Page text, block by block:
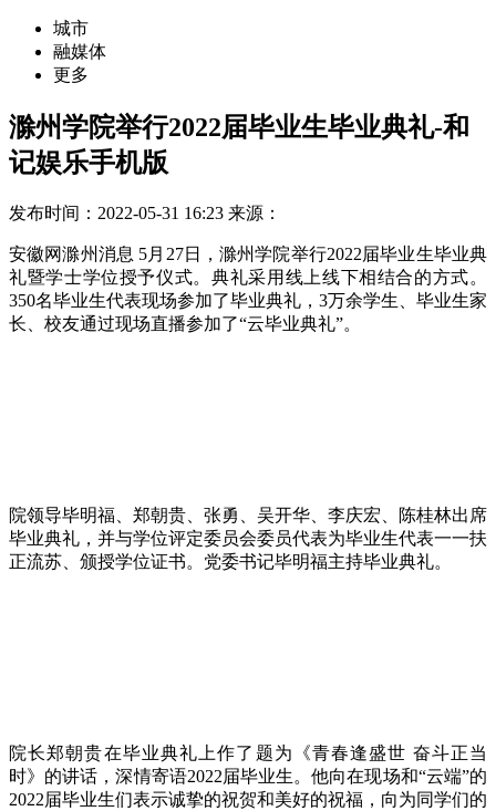
城市
融媒体
更多
滁州学院举行2022届毕业生毕业典礼-和
记娱乐手机版
发布时间：2022-05-31 16:23 来源：
安徽网滁州消息 5月27日，滁州学院举行2022届毕业生毕业典
礼暨学士学位授予仪式。典礼采用线上线下相结合的方式。
350名毕业生代表现场参加了毕业典礼，3万余学生、毕业生家
长、校友通过现场直播参加了“云毕业典礼”。
院领导毕明福、郑朝贵、张勇、吴开华、李庆宏、陈桂林出席
毕业典礼，并与学位评定委员会委员代表为毕业生代表一一扶
正流苏、颁授学位证书。党委书记毕明福主持毕业典礼。
院长郑朝贵在毕业典礼上作了题为《青春逢盛世 奋斗正当
时》的讲话，深情寄语2022届毕业生。他向在现场和“云端”的
2022届毕业生们表示诚挚的祝贺和美好的祝福，向为同学们的